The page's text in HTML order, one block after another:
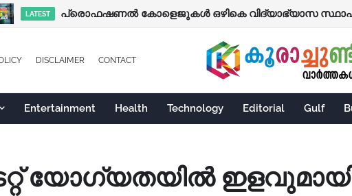
LATEST പ്രൊഫഷണൽ കോളെജുകൾ ഒഴികെ വിദ്യാഭ്യാസ
LATEST ഹായ്' അയച്ചാല്‍ മതി... ടിക്കറ്റ് റെഡി!;
DISCLAIMER CONTACT
Entertainment Health Technology Editorial Gulf
യോഗ്യതയിൽ